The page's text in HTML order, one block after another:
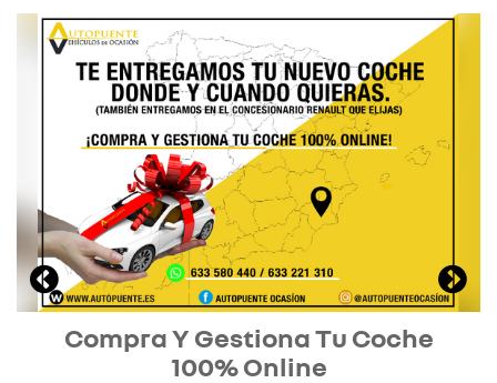
Compra Y Gestiona Tu Coche
100% Online